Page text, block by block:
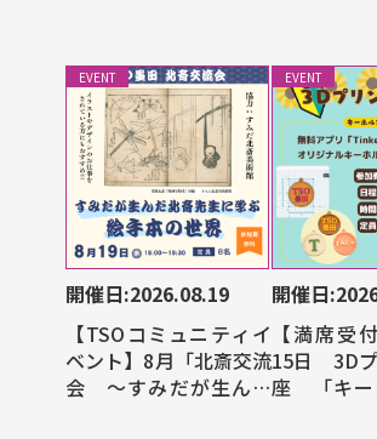
EVENT
【TSOコミュニティイ
ベント】8月「北斎交流
会 ～すみだが生んだ
開催日:2026.08.19
EVENT
【満席受
15日 3D
座 「キー
開催日